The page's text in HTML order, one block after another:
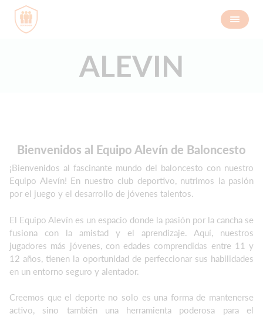
ALEVIN
Bienvenidos al Equipo Alevín de Baloncesto
¡Bienvenidos al fascinante mundo del baloncesto con nuestro
Equipo Alevín! En nuestro club deportivo, nutrimos la pasión
por el juego y el desarrollo de jóvenes talentos.
El Equipo Alevín es un espacio donde la pasión por la cancha se
fusiona con la amistad y el aprendizaje. Aquí, nuestros
jugadores más jóvenes, con edades comprendidas entre 11 y
12 años, tienen la oportunidad de perfeccionar sus habilidades
en un entorno seguro y alentador.
Creemos que el deporte no solo es una forma de mantenerse
activo, sino también una herramienta poderosa para el